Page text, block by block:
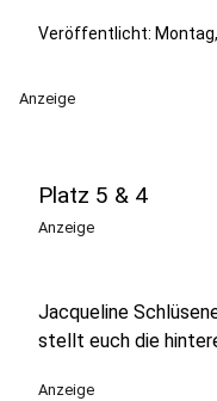
Veröffentlicht:
Anzeige
Platz 5 & 4
Anzeige
Jacqueline
stellt euch die
Anzeige